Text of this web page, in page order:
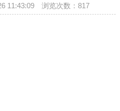
11:43:09 浏览次数：817